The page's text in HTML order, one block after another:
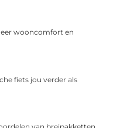
wooncomfort en
fiets jou verder als